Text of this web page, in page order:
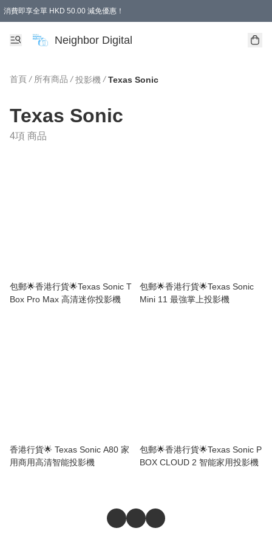
消費即享全單 HKD 50.00 減免優惠！
Neighbor Digital
首頁 / 所有商品 / 投影機 / Texas Sonic
Texas Sonic
4項 商品
包郵🌟香港行貨🌟Texas Sonic T
Box Pro Max 高清迷你投影機
包郵🌟香港行貨🌟Texas Sonic
Mini 11 最強掌上投影機
香港行貨🌟 Texas Sonic A80 家
用商用高清智能投影機
包郵🌟香港行貨🌟Texas Sonic P
BOX CLOUD 2 智能家用投影機